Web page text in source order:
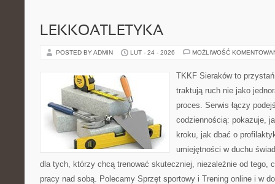
LEKKOATLETYKA
POSTED BY ADMIN LUT - 24 - 2026 MOŻLIWOŚĆ
TKKF Sieraków to
traktują ruch nie jako
proces. Serwis łączy
codziennością: pokazuje,
kroku, jak dbać o
umiejętności w duchu
dla tych, którzy chcą trenować skuteczniej, niezależnie od tego,
pracy nad sobą. Polecamy Sprzęt sportowy i Trening online i w